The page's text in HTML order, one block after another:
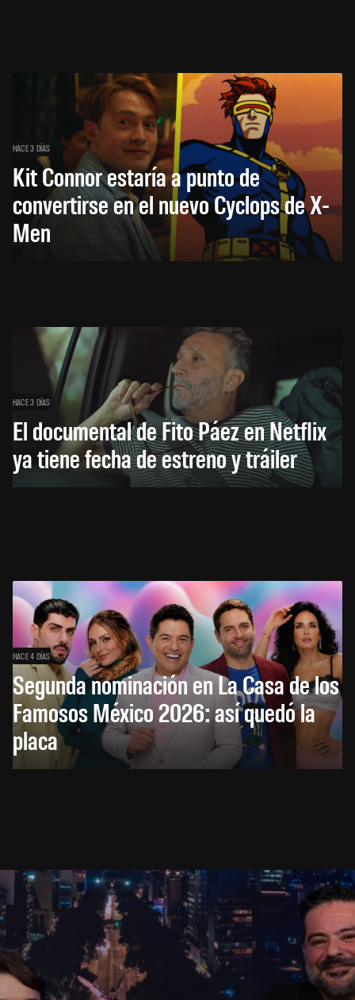
HACE 3 DÍAS
Kit Connor estaría a punto de
convertirse en el nuevo Cyclops de X-
Men
HACE 3 DÍAS
El documental de Fito Páez en Netflix
ya tiene fecha de estreno y tráiler
HACE 4 DÍAS
Segunda nominación en La Casa de los
Famosos México 2026: así quedó la
placa